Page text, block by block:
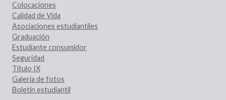
Colocaciones
Calidad de Vida
Asociaciones estudiantiles
Graduación
Estudiante consumidor
Seguridad
Título IX
Galería de fotos
Boletín estudiantil